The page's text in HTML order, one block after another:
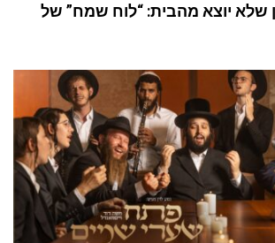
שלא יוצא מהבית: “לוח שמח” של